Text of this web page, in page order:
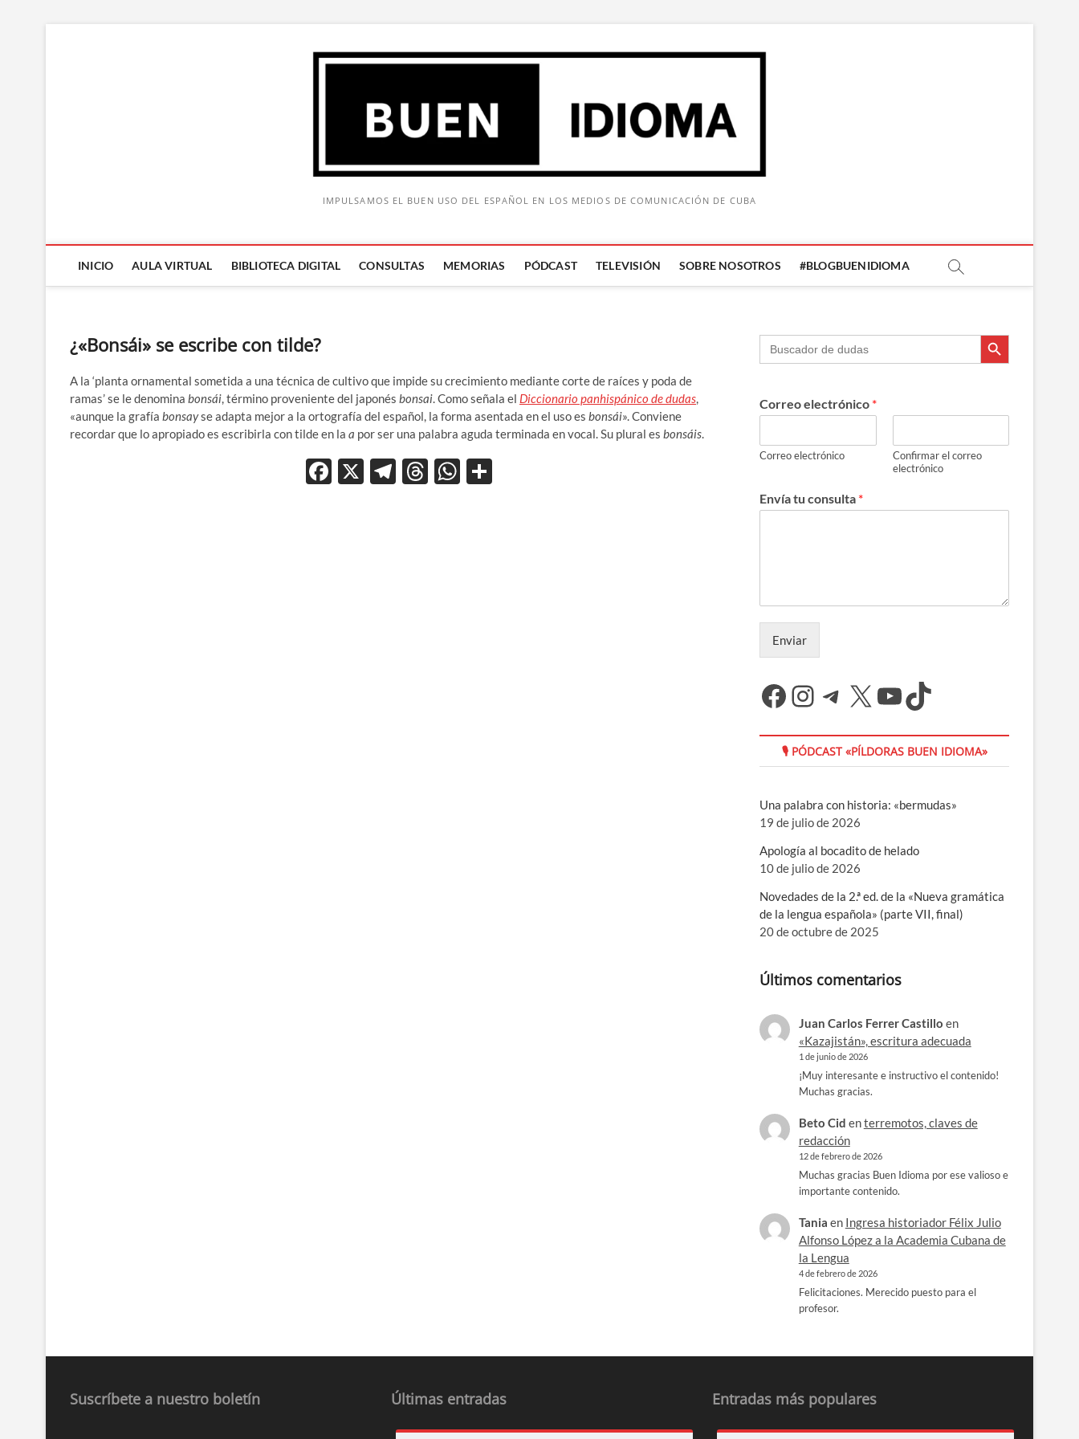
IMPULSAMOS EL BUEN USO DEL ESPAÑOL EN LOS MEDIOS DE COMUNICACIÓN DE CUBA
INICIO AULA VIRTUAL BIBLIOTECA DIGITAL CONSULTAS MEMORIAS PÓDCAST TELEVISIÓN SOBRE NOSOTROS #BLOGBUENIDIOMA
Buscar: Botón de búsqueda
¿«Bonsái» se escribe con tilde?
A la ‘planta ornamental sometida a una técnica de cultivo que impide su crecimiento mediante corte de raíces y poda de
ramas’ se le denomina bonsái, término proveniente del japonés bonsai. Como señala el Diccionario panhispánico de dudas,
«aunque la grafía bonsayse adapta mejor a la ortografía del español, la forma asentada en el uso es bonsái». Conviene
recordar que lo apropiado es escribirla con tilde en la a por ser una palabra aguda terminada en vocal. Su plural es bonsáis.
F
X T T W
Buscar: Botón de búsqueda
Correo electrónico *
Correo electrónico
Confirmar el correo
electrónico
Envía tu consulta *
Enviar
Facebook
Instagram
Telegram
X YouTube
TikTok
🎙 PÓDCAST «PÍLDORAS BUEN IDIOMA»
Una palabra con historia: «bermudas»
19 de julio de 2026
Apología al bocadito de helado
10 de julio de 2026
Novedades de la 2.ª ed. de la «Nueva gramática
de la lengua española» (parte VII, final)
20 de octubre de 2025
Últimos comentarios
Juan Carlos Ferrer Castillo en
«Kazajistán», escritura adecuada
1 de junio de 2026
¡Muy interesante e instructivo el contenido!
Muchas gracias.
Beto Cid enterremotos, claves de
redacción
12 de febrero de 2026
Muchas gracias Buen Idioma por ese valioso e
importante contenido.
Tania en Ingresa historiador Félix Julio
Alfonso López a la Academia Cubana de
la Lengua
4 de febrero de 2026
Felicitaciones. Merecido puesto para el
profesor.
Suscríbete a nuestro boletín Últimas entradas Entradas más populares